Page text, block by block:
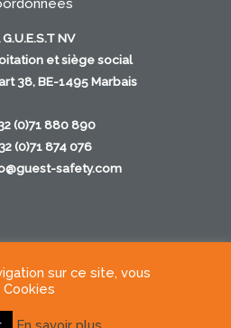
NV
et siège social
38, BE-1495 Marbais
(0)71 880 890
(0)71 874 076
safety.com
© 2026
sur ce site, vous
En savoir plus